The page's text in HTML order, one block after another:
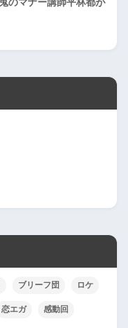
ブリーフ団 ロケ
恋エガ 感動回